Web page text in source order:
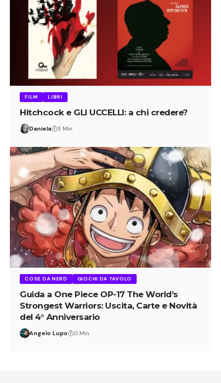
FILM LIBRI
Hitchcock e GLI UCCELLI: a chi credere?
Daniela 5 Min
COSE DA NERD GIOCHI DA TAVOLO
Guida a One Piece OP-17 The World’s
Strongest Warriors: Uscita, Carte e Novità
del 4° Anniversario
Angelo Lupo 0 Min